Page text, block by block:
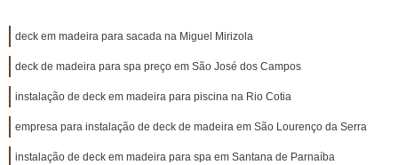
deck em madeira para sacada na Miguel Mirizola
deck de madeira para spa preço em São José dos Campos
instalação de deck em madeira para piscina na Rio Cotia
empresa para instalação de deck de madeira em São Lourenço da Serra
instalação de deck em madeira para spa em Santana de Parnaíba